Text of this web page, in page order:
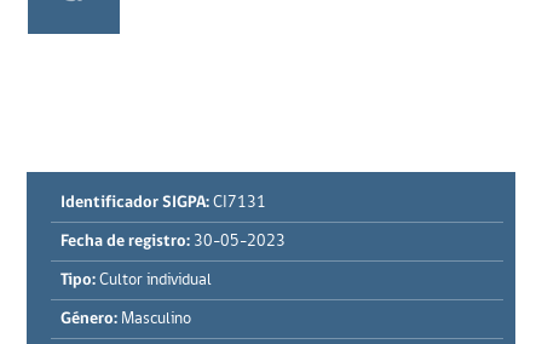
Identificador SIGPA: CI7131
Fecha de registro: 30-05-2023
Tipo: Cultor individual
Género: Masculino